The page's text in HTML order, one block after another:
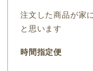
注文した商品が家
と思います
時間指定便